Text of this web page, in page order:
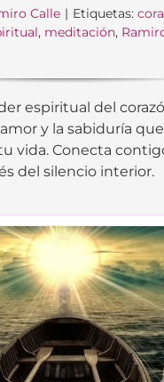
Calle | Etiquetas:
, meditación,
espiritual del
y la sabiduría que
vida. Conecta
del silencio interior.